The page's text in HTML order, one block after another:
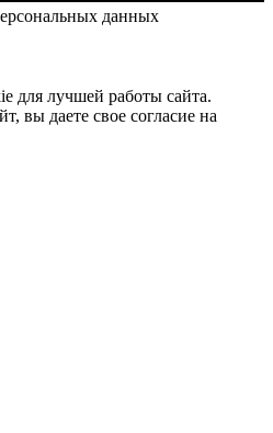
данных
для лучшей работы сайта.
вы даете свое согласие на